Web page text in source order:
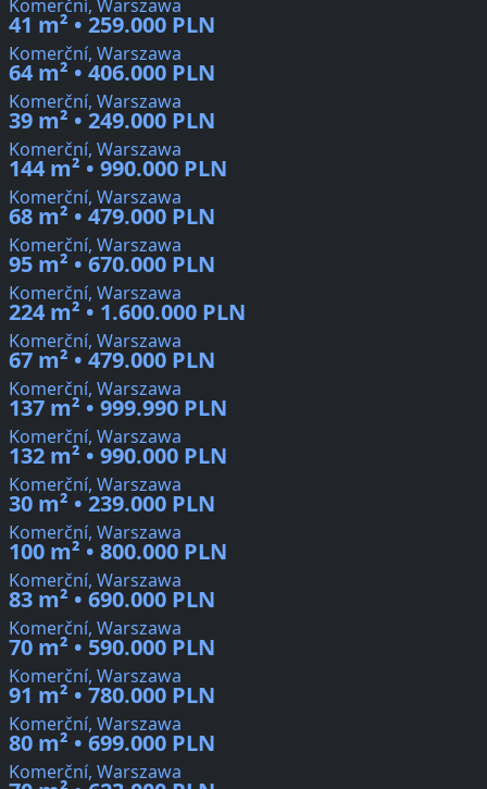
Komerční, Warszawa
41 m² • 259.000 PLN
Komerční, Warszawa
64 m² • 406.000 PLN
Komerční, Warszawa
39 m² • 249.000 PLN
Komerční, Warszawa
144 m² • 990.000 PLN
Komerční, Warszawa
68 m² • 479.000 PLN
Komerční, Warszawa
95 m² • 670.000 PLN
Komerční, Warszawa
224 m² • 1.600.000 PLN
Komerční, Warszawa
67 m² • 479.000 PLN
Komerční, Warszawa
137 m² • 999.990 PLN
Komerční, Warszawa
132 m² • 990.000 PLN
Komerční, Warszawa
30 m² • 239.000 PLN
Komerční, Warszawa
100 m² • 800.000 PLN
Komerční, Warszawa
83 m² • 690.000 PLN
Komerční, Warszawa
70 m² • 590.000 PLN
Komerční, Warszawa
91 m² • 780.000 PLN
Komerční, Warszawa
80 m² • 699.000 PLN
Komerční, Warszawa